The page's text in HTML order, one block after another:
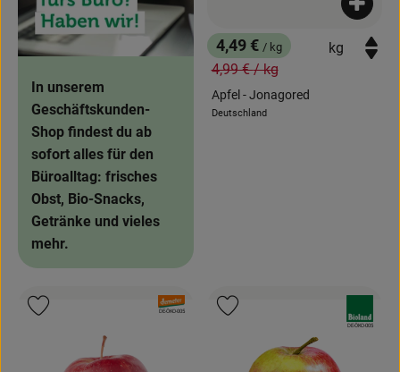
Blog
In unserem
Geschäftskunden-
Shop findest du ab
sofort alles für den
Büroalltag: frisches
Obst, Bio-Snacks,
Getränke und vieles
mehr.
, Preis:
4,49 € / kg
, Alter Preis:
4,99 €/ kg
Apfel - Jonagored
, Herkunft:
Deutschland
, Verband:
, Kontrollstelle:
DE-ÖKO-005
Produkt zu Favouriten hinzufügen
, Kontrollstelle:
DE-ÖKO-005